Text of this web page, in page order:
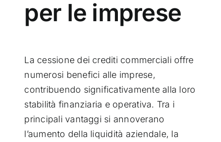
per le imprese
La cessione dei crediti commerciali offre
numerosi benefici alle imprese,
contribuendo significativamente alla loro
stabilità finanziaria e operativa. Tra i
principali vantaggi si annoverano
l’aumento della liquidità aziendale, la